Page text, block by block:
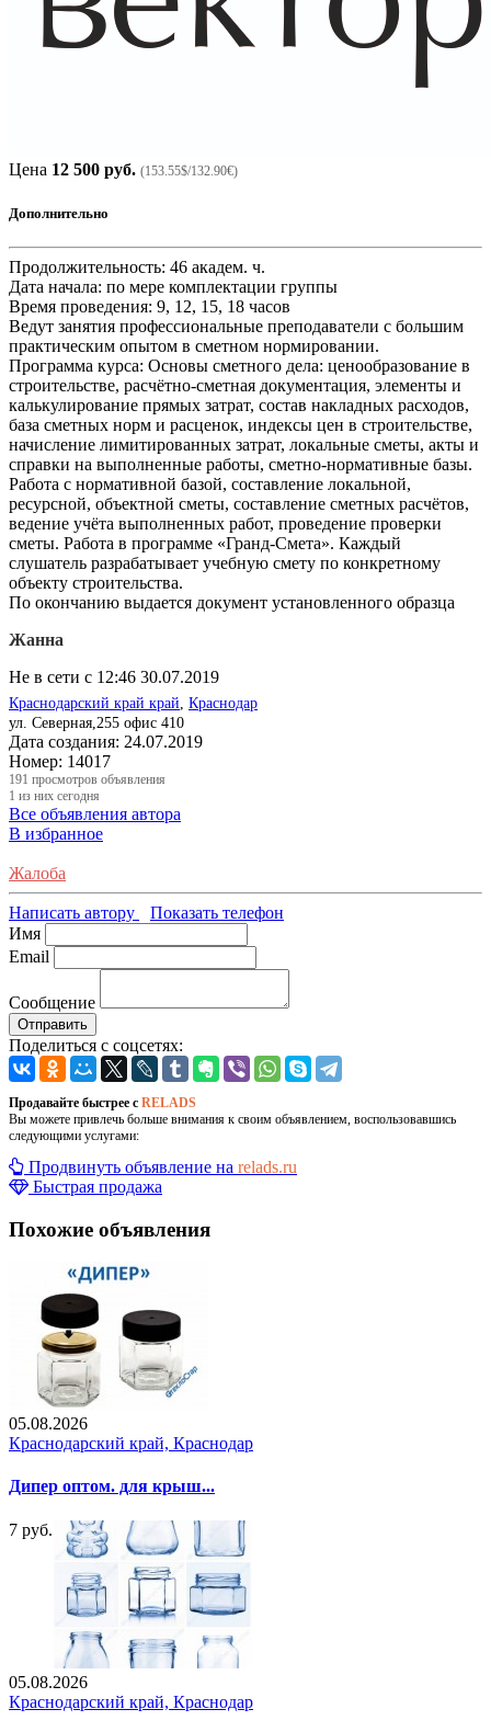
Цена 12 500 руб. (153.55$/132.90€)
Дополнительно
Продолжительность: 46 академ. ч.
Дата начала: по мере комплектации группы
Время проведения: 9, 12, 15, 18 часов
Ведут занятия профессиональные преподаватели с большим
практическим опытом в сметном нормировании.
Программа курса: Основы сметного дела: ценообразование в
строительстве, расчётно-сметная документация, элементы и
калькулирование прямых затрат, состав накладных расходов,
база сметных норм и расценок, индексы цен в строительстве,
начисление лимитированных затрат, локальные сметы, акты и
справки на выполненные работы, сметно-нормативные базы.
Работа с нормативной базой, составление локальной,
ресурсной, объектной сметы, составление сметных расчётов,
ведение учёта выполненных работ, проведение проверки
сметы. Работа в программе «Гранд-Смета». Каждый
слушатель разрабатывает учебную смету по конкретному
объекту строительства.
По окончанию выдается документ установленного образца
Жанна
Не в сети с 12:46 30.07.2019
Краснодарский край край Краснодар
ул. Северная,255 офис 410
Дата создания: 24.07.2019
Номер: 14017
191 просмотров объявления
1 из них сегодня
Все объявления автора
В избранное
Жалоба
Написать автору
Показать телефон
Имя
Email
Сообщение
Отправить
Поделиться с соцсетях:
Продавайте быстрее с RELADS
Вы можете привлечь больше внимания к своим объявлением, воспользовавшись
следующими услугами:
Продвинуть объявление на relads.ru
Быстрая продажа
Похожие объявления
05.08.2026
Краснодарский край, Краснодар
Дипер оптом. для крыш...
7 руб.
05.08.2026
Краснодарский край, Краснодар